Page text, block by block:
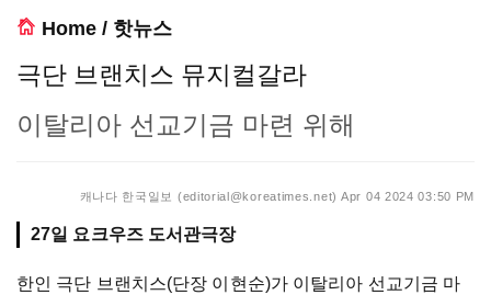
Home / 핫뉴스
극단 브랜치스 뮤지컬갈라
이탈리아 선교기금 마련 위해
캐나다 한국일보 (editorial@koreatimes.net) Apr 04 2024 03:50 PM
27일 요크우즈 도서관극장
한인 극단 브랜치스(단장 이현순)가 이탈리아 선교기금 마